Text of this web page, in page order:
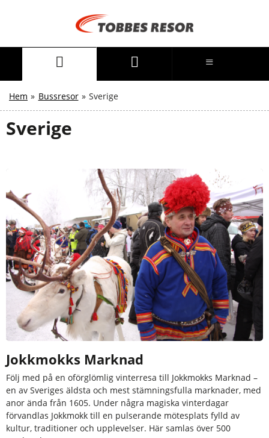
Hem » Bussresor » Sverige
Sverige
Jokkmokks Marknad
Följ med på en oförglömlig vinterresa till Jokkmokks Marknad –
en av Sveriges äldsta och mest stämningsfulla marknader, med
anor ända från 1605. Under några magiska vinterdagar
förvandlas Jokkmokk till en pulserande mötesplats fylld av
kultur, traditioner och upplevelser. Här samlas över 500